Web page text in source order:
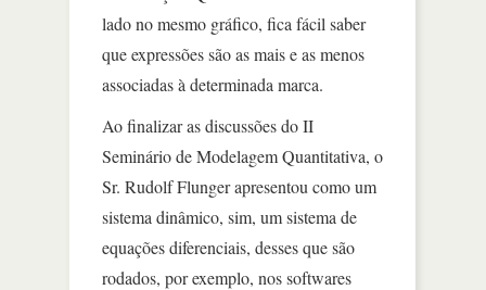
lado no mesmo gráfico, fica fácil saber
que expressões são as mais e as menos
associadas à determinada marca.
Ao finalizar as discussões do II
Seminário de Modelagem Quantitativa, o
Sr. Rudolf Flunger apresentou como um
sistema dinâmico, sim, um sistema de
equações diferenciais, desses que são
rodados, por exemplo, nos softwares